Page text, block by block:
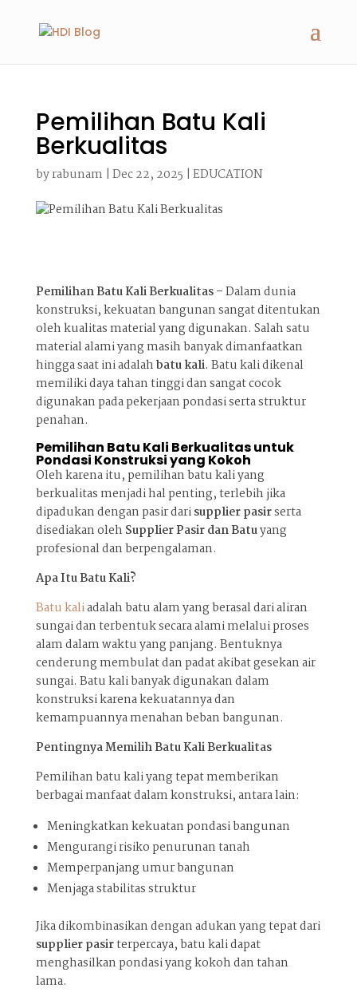
Pemilihan Batu Kali
Berkualitas
byrabunam | Dec 22, 2025 | EDUCATION
Pemilihan Batu Kali Berkualitas –Dalam dunia
konstruksi, kekuatan bangunan sangat ditentukan
oleh kualitas material yang digunakan. Salah satu
material alami yang masih banyak dimanfaatkan
hingga saat ini adalahbatu kali. Batu kali dikenal
memiliki daya tahan tinggi dan sangat cocok
digunakan pada pekerjaan pondasi serta struktur
penahan.
Pemilihan Batu Kali Berkualitas untuk
Pondasi Konstruksi yang Kokoh
Oleh karena itu, pemilihan batu kali yang
berkualitas menjadi hal penting, terlebih jika
dipadukan dengan pasir darisupplier pasirserta
disediakan oleh Supplier Pasir dan Batuyang
profesional dan berpengalaman.
Apa Itu Batu Kali?
Batu kaliadalah batu alam yang berasal dari aliran
sungai dan terbentuk secara alami melalui proses
alam dalam waktu yang panjang. Bentuknya
cenderung membulat dan padat akibat gesekan air
sungai. Batu kali banyak digunakan dalam
konstruksi karena kekuatannya dan
kemampuannya menahan beban bangunan.
Pentingnya Memilih Batu Kali Berkualitas
Pemilihan batu kali yang tepat memberikan
berbagai manfaat dalam konstruksi, antara lain:
Meningkatkan kekuatan pondasi bangunan
Mengurangi risiko penurunan tanah
Memperpanjang umur bangunan
Menjaga stabilitas struktur
Jika dikombinasikan dengan adukan yang tepat dari
supplier pasirterpercaya, batu kali dapat
menghasilkan pondasi yang kokoh dan tahan
lama.